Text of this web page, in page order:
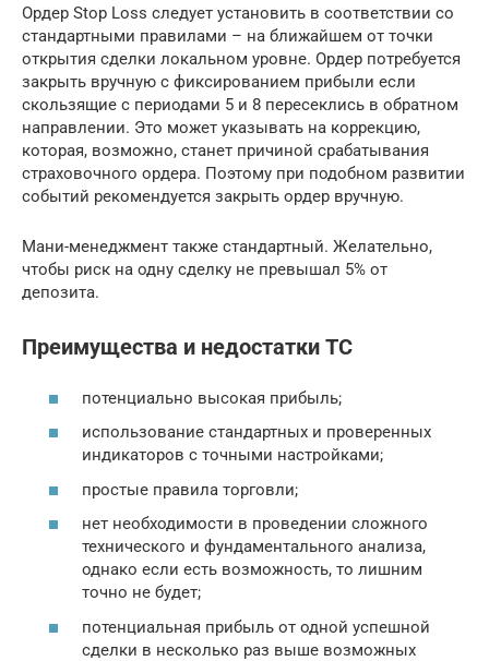
Ордер Stop Loss следует установить в соответствии со
стандартными правилами – на ближайшем от точки
открытия сделки локальном уровне. Ордер потребуется
закрыть вручную с фиксированием прибыли если
скользящие с периодами 5 и 8 пересеклись в обратном
направлении. Это может указывать на коррекцию,
которая, возможно, станет причиной срабатывания
страховочного ордера. Поэтому при подобном развитии
событий рекомендуется закрыть ордер вручную.
Мани-менеджмент также стандартный. Желательно,
чтобы риск на одну сделку не превышал 5% от
депозита.
Преимущества и недостатки ТС
потенциально высокая прибыль;
использование стандартных и проверенных
индикаторов с точными настройками;
простые правила торговли;
нет необходимости в проведении сложного
технического и фундаментального анализа,
однако если есть возможность, то лишним
точно не будет;
потенциальная прибыль от одной успешной
сделки в несколько раз выше возможных